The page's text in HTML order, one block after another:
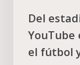
Del
el fútbol